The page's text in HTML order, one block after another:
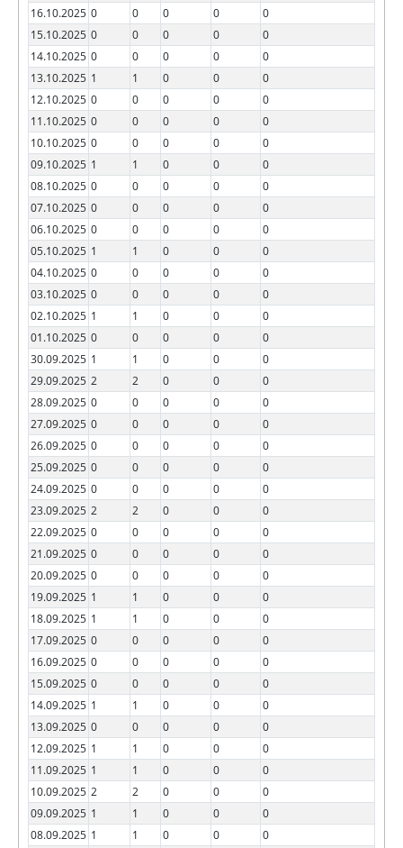
16.10.2025 0 0 0 0
0
15.10.2025 0 0 0 0
0
14.10.2025 0 0 0 0
0
13.10.2025 1 1 0 0
0
12.10.2025 0 0 0 0
0
11.10.2025 0 0 0 0
0
10.10.2025 0 0 0 0
0
09.10.2025 1 1 0 0
0
08.10.2025 0 0 0 0
0
07.10.2025 0 0 0 0
0
06.10.2025 0 0 0 0
0
05.10.2025 1 1 0 0
0
04.10.2025 0 0 0 0
0
03.10.2025 0 0 0 0
0
02.10.2025 1 1 0 0
0
01.10.2025 0 0 0 0
0
30.09.2025 1 1 0 0
0
29.09.2025 2 2 0 0
0
28.09.2025 0 0 0 0
0
27.09.2025 0 0 0 0
0
26.09.2025 0 0 0 0
0
25.09.2025 0 0 0 0
0
24.09.2025 0 0 0 0
0
23.09.2025 2 2 0 0
0
22.09.2025 0 0 0 0
0
21.09.2025 0 0 0 0
0
20.09.2025 0 0 0 0
0
19.09.2025 1 1 0 0
0
18.09.2025 1 1 0 0
0
17.09.2025 0 0 0 0
0
16.09.2025 0 0 0 0
0
15.09.2025 0 0 0 0
0
14.09.2025 1 1 0 0
0
13.09.2025 0 0 0 0
0
12.09.2025 1 1 0 0
0
11.09.2025 1 1 0 0
0
10.09.2025 2 2 0 0
0
09.09.2025 1 1 0 0
0
08.09.2025 1 1 0 0
0